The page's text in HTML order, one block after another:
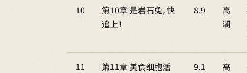
10
第10章 是岩石兔，快
追上！
8.9
高
潮
11
第11章 美食细胞活
9.1
高